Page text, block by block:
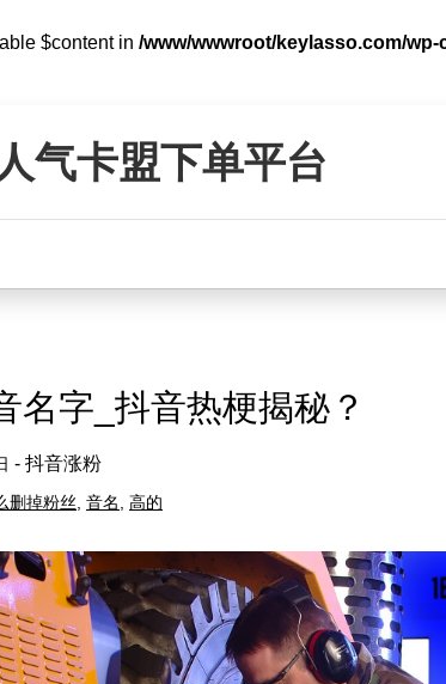
$content in /www/wwwroot/keylasso.com/
气卡盟下单平台
名字_抖音热梗揭秘？
- 抖音涨粉
删掉粉丝 音名 高的